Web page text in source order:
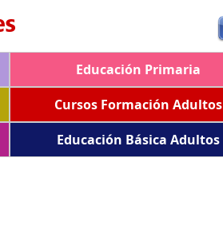
Educación Primaria
Cursos Formación Adultos
Educación Básica Adultos